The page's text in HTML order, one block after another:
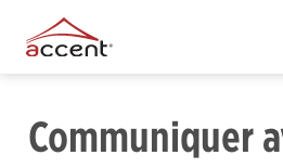
Communiquer